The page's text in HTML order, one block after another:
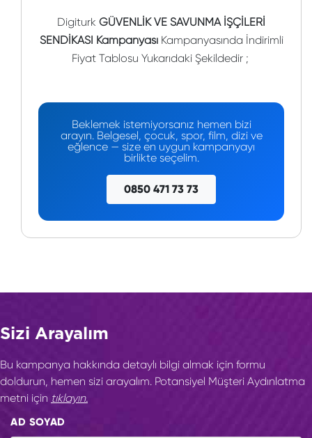
Digiturk GÜVENLİK VE SAVUNMA İŞÇİLERİ
SENDİKASI KampanyasıKampanyasında İndirimli
Fiyat Tablosu Yukarıdaki Şekildedir ;
Beklemek istemiyorsanız hemen bizi
arayın. Belgesel, çocuk, spor, film, dizi ve
eğlence — size en uygun kampanyayı
birlikte seçelim.
0850 471 73 73
Sizi Arayalım
Bu kampanya hakkında detaylı bilgi almak için formu
doldurun, hemen sizi arayalım. Potansiyel Müşteri Aydınlatma
metni için tıklayın.
AD SOYAD